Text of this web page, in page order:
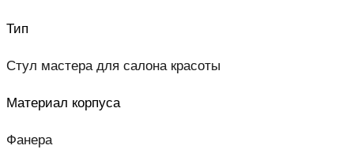
Тип
Стул мастера для салона красоты
Материал корпуса
Фанера